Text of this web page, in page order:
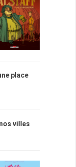
place
villes